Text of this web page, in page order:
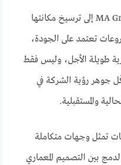
تسعى شركة محمد أيوب جروب MA Group إلى ترسيخ مكانتها
تعتمد على الجودة،
طويلة الأجل، وليس فقط
جوهر رؤية الشركة في
والمستقبلية.
تمثل وجهات متكاملة
بين التصميم المعماري